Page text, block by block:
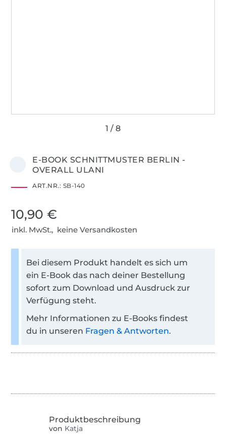
E-BOOK SCHNITTMUSTER BERLIN -
OVERALL ULANI
ART.NR.: SB-140
10,90 €
inkl. MwSt., keine Versandkosten
Bei diesem Produkt handelt es sich um
ein E-Book das nach deiner Bestellung
sofort zum Download und Ausdruck zur
Verfügung steht.
Mehr Informationen zu E-Books findest
du in unseren Fragen & Antworten.
von Katja